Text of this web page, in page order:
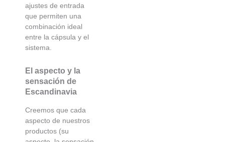
ajustes de entrada
que permiten una
combinación ideal
entre la cápsula y el
sistema.
El aspecto y la
sensación de
Escandinavia
Creemos que cada
aspecto de nuestros
productos (su